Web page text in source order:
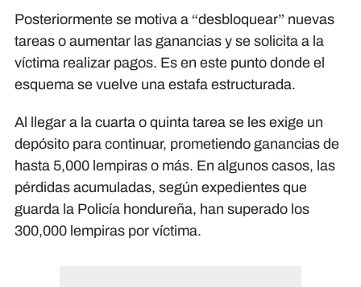
Posteriormente se motiva a “desbloquear” nuevas
tareas o aumentar las ganancias y se solicita a la
víctima realizar pagos. Es en este punto donde el
esquema se vuelve una estafa estructurada.
Al llegar a la cuarta o quinta tarea se les exige un
depósito para continuar, prometiendo ganancias de
hasta 5,000 lempiras o más. En algunos casos, las
pérdidas acumuladas, según expedientes que
guarda la Policía hondureña, han superado los
300,000 lempiras por víctima.